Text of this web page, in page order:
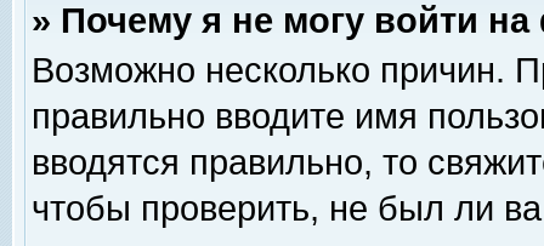
» Почему я не могу войти
Возможно несколько причин.
правильно вводите имя
вводятся правильно, то
чтобы проверить, не был ли